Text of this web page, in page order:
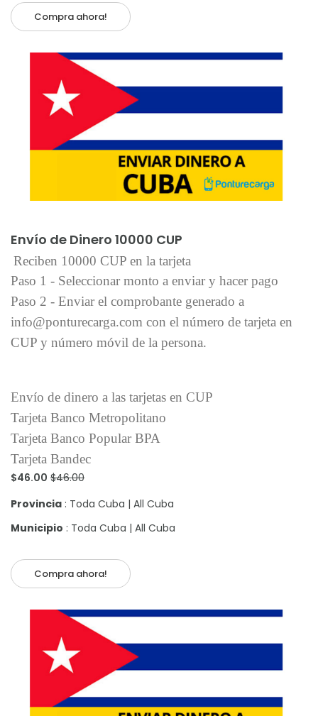
Compra ahora!
Envío de Dinero 10000 CUP
Reciben 10000 CUP en la tarjeta
Paso 1 - Seleccionar monto a enviar y hacer pago
Paso 2 - Enviar el comprobante generado a
info@ponturecarga.com con el número de tarjeta en
CUP y número móvil de la persona.
Envío de dinero a las tarjetas en CUP
Tarjeta Banco Metropolitano
Tarjeta Banco Popular BPA
Tarjeta Bandec
$46.00 $46.00
Provincia : Toda Cuba | All Cuba
Municipio : Toda Cuba | All Cuba
Compra ahora!